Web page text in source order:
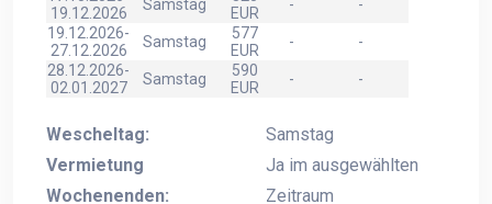
19.12.2026
Samstag
EUR
-
-
19.12.2026-
27.12.2026
Samstag
577
EUR
-
-
28.12.2026-
02.01.2027
Samstag
590
EUR
- -
Wescheltag:
Samstag
Vermietung
Wochenenden:
Ja im ausgewählten
Zeitraum